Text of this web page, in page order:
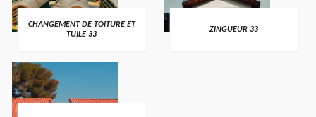
CHANGEMENT DE TOITURE ET
TUILE 33
ZINGUEUR 33